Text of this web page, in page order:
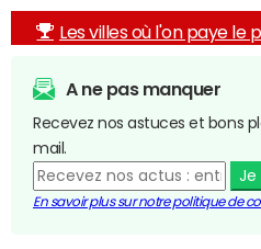
Les villes où l'on paye le
A ne pas manquer
Recevez nos astuces et bons
mail.
Je
En savoir plus sur notre politique de